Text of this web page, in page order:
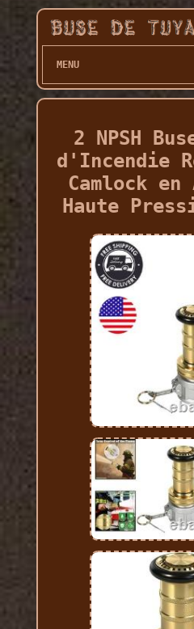
MENU
2 NPSH
d'Incendie
Camlock en
Haute